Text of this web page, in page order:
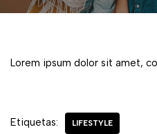
Lorem ipsum dolor sit amet,
Etiquetas: LIFESTYLE